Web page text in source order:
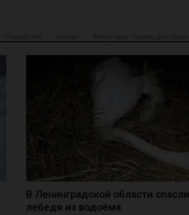
В Ленинградской области
лебедя из водоёма